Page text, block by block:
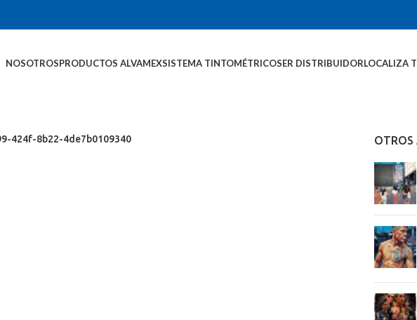
NOSOTROSPRODUCTOS ALVAMEXSISTEMA TINTOMÉTRICOSER DISTRIBUIDORLOCALIZA
424f-8b22-4de7b0109340 OTROS